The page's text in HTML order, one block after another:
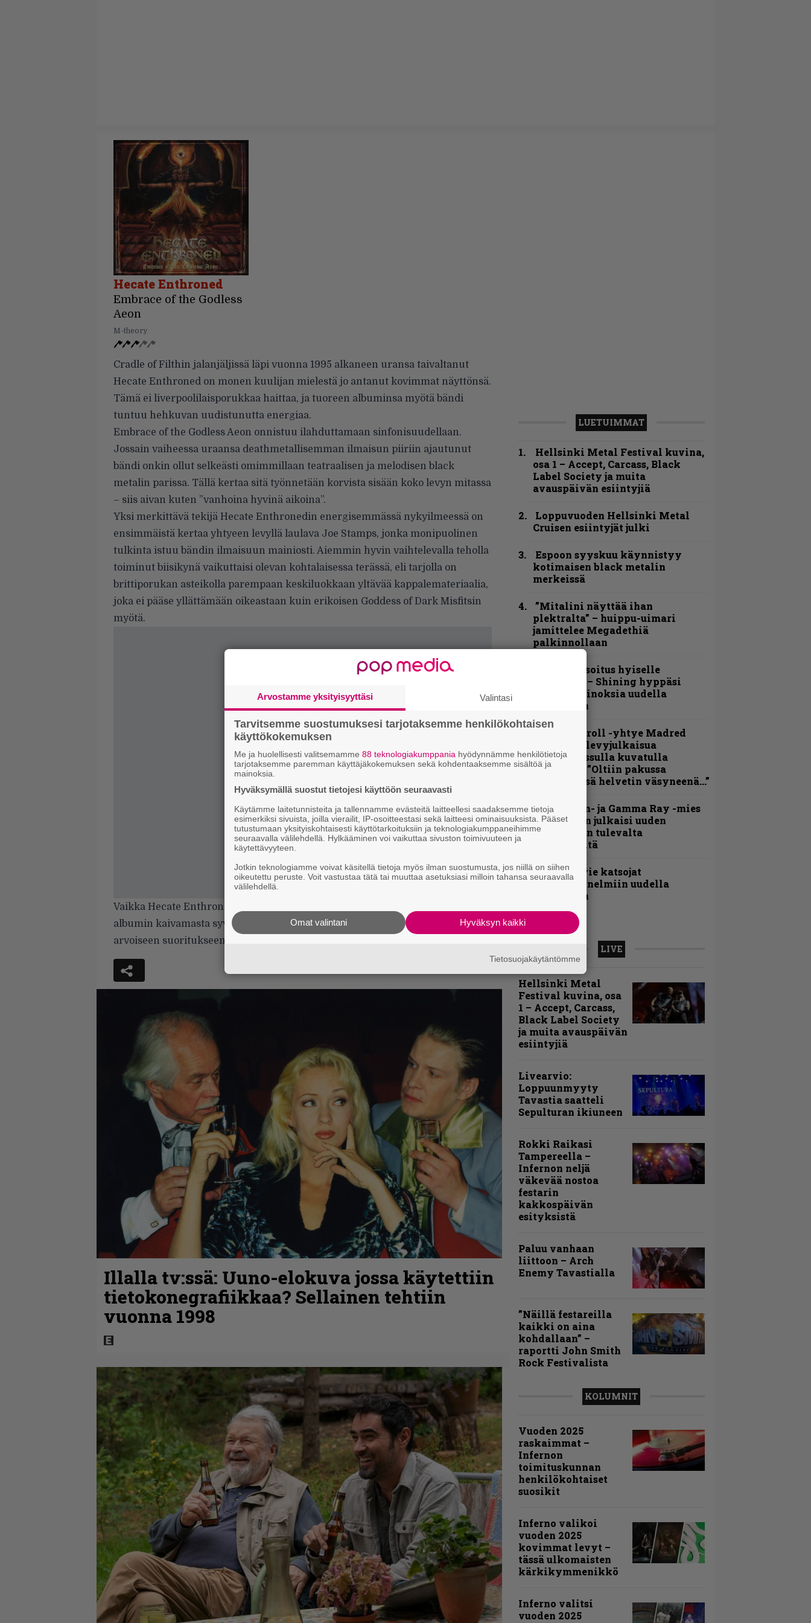
Hecate Enthroned
Embrace of the Godless
Aeon
M-theory
Cradle of Filthin jalanjäljissä läpi vuonna 1995 alkaneen uransa taivaltanut
Hecate Enthroned on monen kuulijan mielestä jo antanut kovimmat näyttönsä.
Tämä ei liverpoolilaisporukkaa haittaa, ja tuoreen albuminsa myötä bändi
tuntuu hehkuvan uudistunutta energiaa.
Embrace of the Godless Aeon onnistuu ilahduttamaan sinfonisuudellaan.
Jossain vaiheessa uraansa deathmetallisemman ilmaisun piiriin ajautunut
bändi onkin ollut selkeästi omimmillaan teatraalisen ja melodisen black
metalin parissa. Tällä kertaa sitä työnnetään korvista sisään koko levyn mitassa
– siis aivan kuten ”vanhoina hyvinä aikoina”.
Yksi merkittävä tekijä Hecate Enthronedin energisemmässä nykyilmeessä on
ensimmäistä kertaa yhtyeen levyllä laulava Joe Stamps, jonka monipuolinen
tulkinta istuu bändin ilmaisuun mainiosti. Aiemmin hyvin vaihtelevalla teholla
toiminut biisikynä vaikuttaisi olevan kohtalaisessa terässä, eli tarjolla on
brittiporukan asteikolla parempaan keskiluokkaan yltävää kappalemateriaalia,
joka ei pääse yllättämään oikeastaan kuin erikoisen Goddess of Dark Misfitsin
myötä.
Vaikka Hecate Enthroned kohentaa profiiliaan huomattavasti, parin edellisen
albumin kaivamasta syvästä kuopasta nousu oikeuttaa ”vain” kolmen kirveen
arvoiseen suoritukseen.
Illalla tv:ssä: Uuno-elokuva jossa käytettiin
tietokonegrafiikkaa? Sellainen tehtiin
vuonna 1998
LUETUIMMAT
Hellsinki Metal Festival kuvina,
osa 1 – Accept, Carcass, Black
Label Society ja muita
avauspäivän esiintyjiä
Loppuvuoden Hellsinki Metal
Cruisen esiintyjät julki
Espoon syyskuu käynnistyy
kotimaisen black metalin
merkeissä
”Mitalini näyttää ihan
plektralta” – huippu-uimari
jamittelee Megadethiä
palkinnollaan
Kunnianosoitus hyiselle
Pohjolalle – Shining hyppäsi
keskelle kinoksia uudella
videollaan
Thrash ’n’ roll -yhtye Madred
ryydittää levyjulkaisua
keikkareissulla kuvatulla
videolla – ”Oltiin pakussa
kusihädässä helvetin väsyneenä…”
Helloween- ja Gamma Ray -mies
Kai Hansen julkaisi uuden
maistiaisen tulevalta
soololevyltä
Anthrax vie katsojat
keikkatunnelmiin uudella
videollaan
LIVE
Hellsinki Metal
Festival kuvina, osa
1 – Accept, Carcass,
Black Label Society
ja muita avauspäivän
esiintyjiä
Livearvio:
Loppuunmyyty
Tavastia saatteli
Sepulturan ikiuneen
Rokki Raikasi
Tampereella –
Infernon neljä
väkevää nostoa
festarin
kakkospäivän
esityksistä
Paluu vanhaan
liittoon – Arch
Enemy Tavastialla
”Näillä festareilla
kaikki on aina
kohdallaan” –
raportti John Smith
Rock Festivalista
KOLUMNIT
Vuoden 2025
raskaimmat –
Infernon
toimituskunnan
henkilökohtaiset
suosikit
Inferno valikoi
vuoden 2025
kovimmat levyt –
tässä ulkomaisten
kärkikymmenikkö
Inferno valitsi
vuoden 2025
Arvostamme yksityisyyttäsi Valintasi
Tarvitsemme suostumuksesi tarjotaksemme henkilökohtaisen
käyttökokemuksen
Me ja huolellisesti valitsemamme 88 teknologiakumppania hyödynnämme henkilötietoja
tarjotaksemme paremman käyttäjäkokemuksen sekä kohdentaaksemme sisältöä ja
mainoksia.
Hyväksymällä suostut tietojesi käyttöön seuraavasti
Käytämme laitetunnisteita ja tallennamme evästeitä laitteellesi saadaksemme tietoja
esimerkiksi sivuista, joilla vierailit, IP-osoitteestasi sekä laitteesi ominaisuuksista. Pääset
tutustumaan yksityiskohtaisesti käyttötarkoituksiin ja teknologiakumppaneihimme
seuraavalla välilehdellä. Hylkääminen voi vaikuttaa sivuston toimivuuteen ja
käytettävyyteen.
Jotkin teknologiamme voivat käsitellä tietoja myös ilman suostumusta, jos niillä on siihen
oikeutettu peruste. Voit vastustaa tätä tai muuttaa asetuksiasi milloin tahansa seuraavalla
välilehdellä.
Hyväksyn kaikki
Omat valintani
Tietosuojakäytäntömme